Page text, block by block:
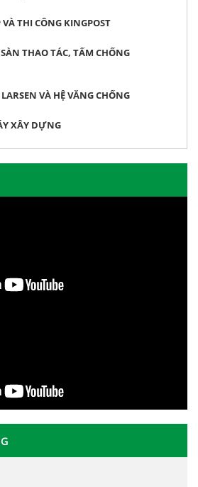
THI CÔNG KINGPOST
THAO TÁC, TẤM CHỐNG
VÀ HỆ VĂNG CHỐNG
XÂY DỰNG